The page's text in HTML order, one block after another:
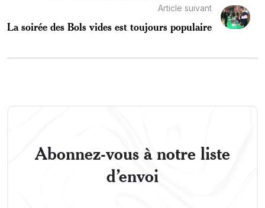
Article suivant
La soirée des Bols vides est toujours populaire
Abonnez-vous à notre liste
d’envoi